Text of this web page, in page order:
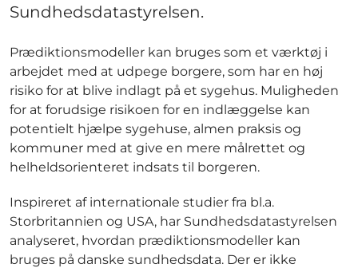
Sundhedsdatastyrelsen.
Prædiktionsmodeller kan bruges som et værktøj i
arbejdet med at udpege borgere, som har en høj
risiko for at blive indlagt på et sygehus. Muligheden
for at forudsige risikoen for en indlæggelse kan
potentielt hjælpe sygehuse, almen praksis og
kommuner med at give en mere målrettet og
helheldsorienteret indsats til borgeren.
Inspireret af internationale studier fra bl.a.
Storbritannien og USA, har Sundhedsdatastyrelsen
analyseret, hvordan prædiktionsmodeller kan
bruges på danske sundhedsdata. Der er ikke